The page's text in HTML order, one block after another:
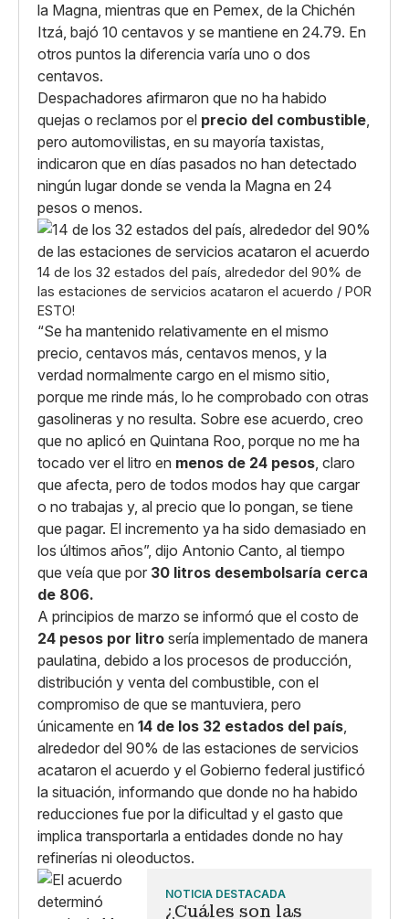
la Magna, mientras que en Pemex, de la Chichén
Itzá, bajó 10 centavos y se mantiene en 24.79. En
otros puntos la diferencia varía uno o dos
centavos.
Despachadores afirmaron que no ha habido
quejas o reclamos por el precio del combustible,
pero automovilistas, en su mayoría taxistas,
indicaron que en días pasados no han detectado
ningún lugar donde se venda la Magna en 24
pesos o menos.
14 de los 32 estados del país, alrededor del 90% de
las estaciones de servicios acataron el acuerdo / POR
ESTO!
“Se ha mantenido relativamente en el mismo
precio, centavos más, centavos menos, y la
verdad normalmente cargo en el mismo sitio,
porque me rinde más, lo he comprobado con otras
gasolineras y no resulta. Sobre ese acuerdo, creo
que no aplicó en Quintana Roo, porque no me ha
tocado ver el litro en menos de 24 pesos, claro
que afecta, pero de todos modos hay que cargar
o no trabajas y, al precio que lo pongan, se tiene
que pagar. El incremento ya ha sido demasiado en
los últimos años”, dijo Antonio Canto, al tiempo
que veía que por 30 litros desembolsaría cerca
de 806.
A principios de marzo se informó que el costo de
24 pesos por litro sería implementado de manera
paulatina, debido a los procesos de producción,
distribución y venta del combustible, con el
compromiso de que se mantuviera, pero
únicamente en 14 de los 32 estados del país,
alrededor del 90% de las estaciones de servicios
acataron el acuerdo y el Gobierno federal justificó
la situación, informando que donde no ha habido
reducciones fue por la dificultad y el gasto que
implica transportarla a entidades donde no hay
refinerías ni oleoductos.
NOTICIA DESTACADA
¿Cuáles son las